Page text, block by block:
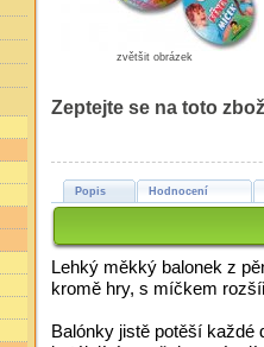
zvětšit obrázek
Zeptejte se na toto
Popis Hodnocení
Lehký měkký balonek z
kromě hry, s míčkem
Balónky jistě potěší každé